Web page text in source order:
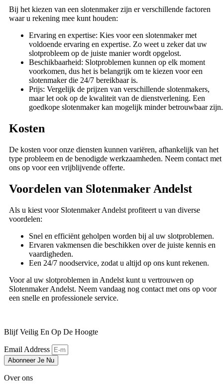
Bij het kiezen van een slotenmaker zijn er verschillende factoren
waar u rekening mee kunt houden:
Ervaring en expertise: Kies voor een slotenmaker met
voldoende ervaring en expertise. Zo weet u zeker dat uw
slotprobleem op de juiste manier wordt opgelost.
Beschikbaarheid: Slotproblemen kunnen op elk moment
voorkomen, dus het is belangrijk om te kiezen voor een
slotenmaker die 24/7 bereikbaar is.
Prijs: Vergelijk de prijzen van verschillende slotenmakers,
maar let ook op de kwaliteit van de dienstverlening. Een
goedkope slotenmaker kan mogelijk minder betrouwbaar zijn.
Kosten
De kosten voor onze diensten kunnen variëren, afhankelijk van het
type probleem en de benodigde werkzaamheden. Neem contact met
ons op voor een vrijblijvende offerte.
Voordelen van Slotenmaker Andelst
Als u kiest voor Slotenmaker Andelst profiteert u van diverse
voordelen:
Snel en efficiënt geholpen worden bij al uw slotproblemen.
Ervaren vakmensen die beschikken over de juiste kennis en
vaardigheden.
Een 24/7 noodservice, zodat u altijd op ons kunt rekenen.
Voor al uw slotproblemen in Andelst kunt u vertrouwen op
Slotenmaker Andelst. Neem vandaag nog contact met ons op voor
een snelle en professionele service.
Blijf Veilig En Op De Hoogte
Email Address
Abonneer Je Nu
Over ons